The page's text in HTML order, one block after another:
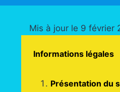
Mis à jour le 9 février
Informations légales
Présentation du